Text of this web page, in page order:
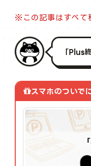
※この記事はすべて
「Plus
スマホのついで